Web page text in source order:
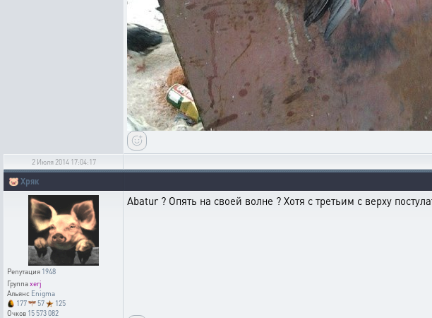
2 Июля 2014 17:04:17
🐷 Хряк
Репутация 1948
Группаxerj
Альянс Enigma
177
57
125
Очков 15 573 082
Abatur ? Опять на своей волне ? Хотя с третьим с верху